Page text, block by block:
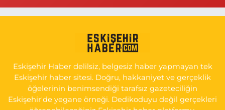
YAN SOKAĞI POLİKLİNİK KAPISI TAM KARŞISI I
Yol Tarifi Al
Eskişehir Haber delilsiz, belgesiz haber yapmayan tek
Eskişehir haber sitesi. Doğru, hakkaniyet ve gerçeklik
öğelerinin benimsendiği tarafsız gazeteciliğin
Eskişehir'de yegane örneği. Dedikoduyu değil gerçekleri